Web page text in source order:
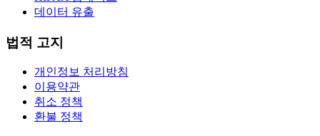
데이터 유출
법적 고지
개인정보 처리방침
이용약관
취소 정책
환불 정책